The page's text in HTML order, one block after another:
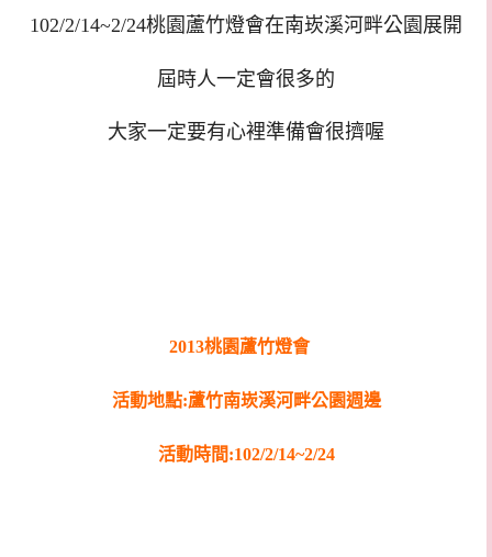
102/2/14~2/24桃園蘆竹燈會在南崁溪河畔公園展開
屆時人一定會很多的
大家一定要有心裡準備會很擠喔
2013桃園蘆竹燈會
活動地點:蘆竹南崁溪河畔公園週邊
活動時間:102/2/14~2/24